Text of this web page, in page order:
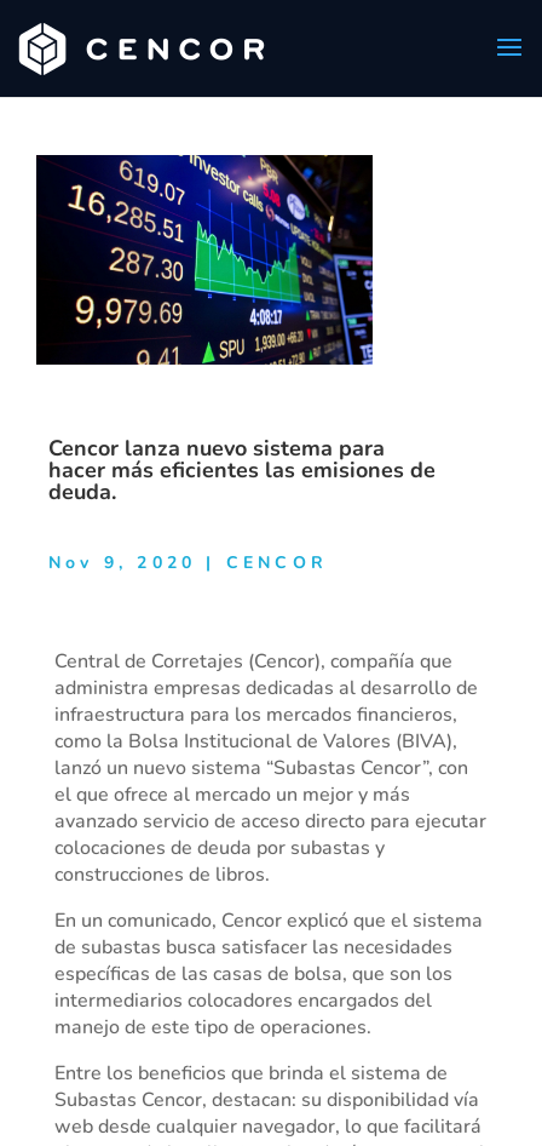
Cencor lanza nuevo sistema para
hacer más eficientes las emisiones de
deuda.
Nov 9, 2020 | CENCOR
Central de Corretajes (Cencor), compañía que
administra empresas dedicadas al desarrollo de
infraestructura para los mercados financieros,
como la Bolsa Institucional de Valores (BIVA),
lanzó un nuevo sistema “Subastas Cencor”, con
el que ofrece al mercado un mejor y más
avanzado servicio de acceso directo para ejecutar
colocaciones de deuda por subastas y
construcciones de libros.
En un comunicado, Cencor explicó que el sistema
de subastas busca satisfacer las necesidades
específicas de las casas de bolsa, que son los
intermediarios colocadores encargados del
manejo de este tipo de operaciones.
Entre los beneficios que brinda el sistema de
Subastas Cencor, destacan: su disponibilidad vía
web desde cualquier navegador, lo que facilitará